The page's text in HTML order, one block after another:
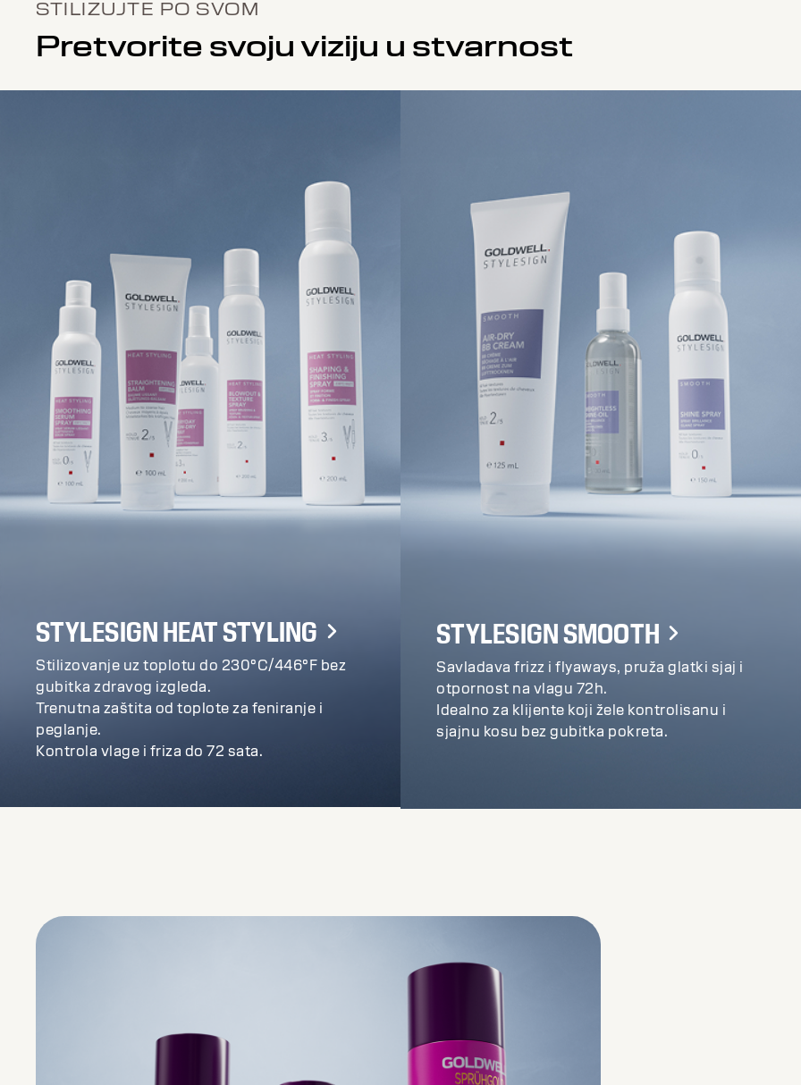
STILIZUJTE PO SVOM
Pretvorite svoju viziju u stvarnost
STYLESIGN HEAT STYLING
Stilizovanje uz toplotu do 230°C/446°F bez
gubitka zdravog izgleda.
Trenutna zaštita od toplote za feniranje i
peglanje.
Kontrola vlage i friza do 72 sata.
STYLESIGN HEAT STYLING
Trenutna zaštita od toplote za feniranje i
Kontrola vlage i friza do 72 sata.
STYLESIGN SMOOTH
Savladava frizz i flyaways, pruža glatki sjaj i
otpornost na vlagu 72h.
Idealno za klijente koji žele kontrolisanu i
sjajnu kosu bez gubitka pokreta.
STYLESIGN SMOOTH
Savladava frizz i flyaways, pruža glatki sjaj i
otpornost na vlagu 72h.
Idealno za klijente koji žele kontrolisanu i
sjajnu kosu bez gubitka pokreta.